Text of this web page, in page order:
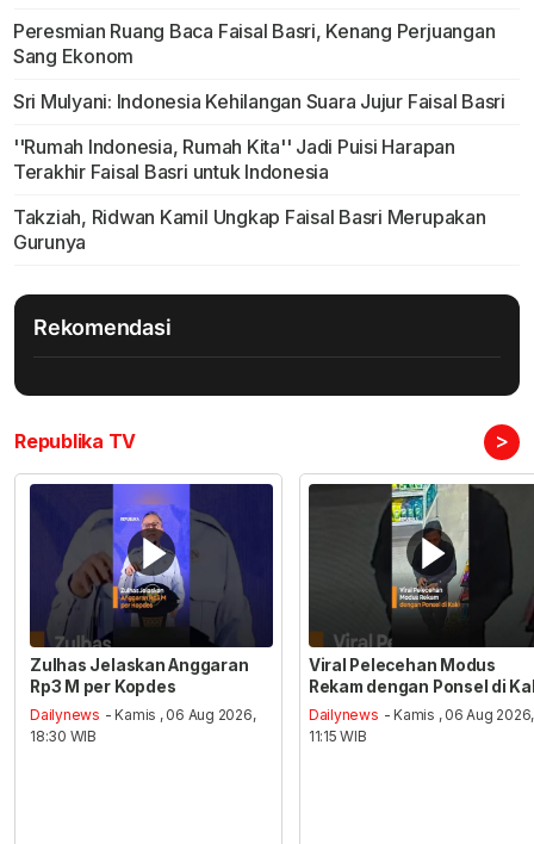
Peresmian Ruang Baca Faisal Basri, Kenang Perjuangan
Sang Ekonom
Sri Mulyani: Indonesia Kehilangan Suara Jujur Faisal Basri
''Rumah Indonesia, Rumah Kita'' Jadi Puisi Harapan
Terakhir Faisal Basri untuk Indonesia
Takziah, Ridwan Kamil Ungkap Faisal Basri Merupakan
Gurunya
Rekomendasi
Republika TV >
Zulhas Jelaskan Anggaran
Rp3 M per Kopdes
Dailynews - Kamis , 06 Aug 2026,
18:30 WIB
Viral Pelecehan Modus
Rekam dengan Ponsel di
Dailynews - Kamis , 06 Aug 2026,
11:15 WIB